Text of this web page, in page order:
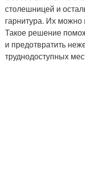
столешницей и
гарнитура. Их можно
Такое решение
и предотвратить
труднодоступных